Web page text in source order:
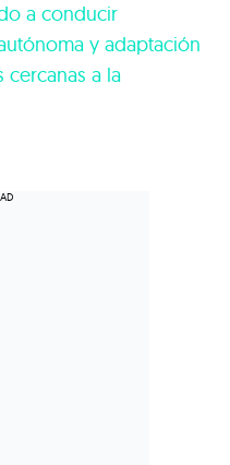
a conducir
y adaptación
cercanas a la